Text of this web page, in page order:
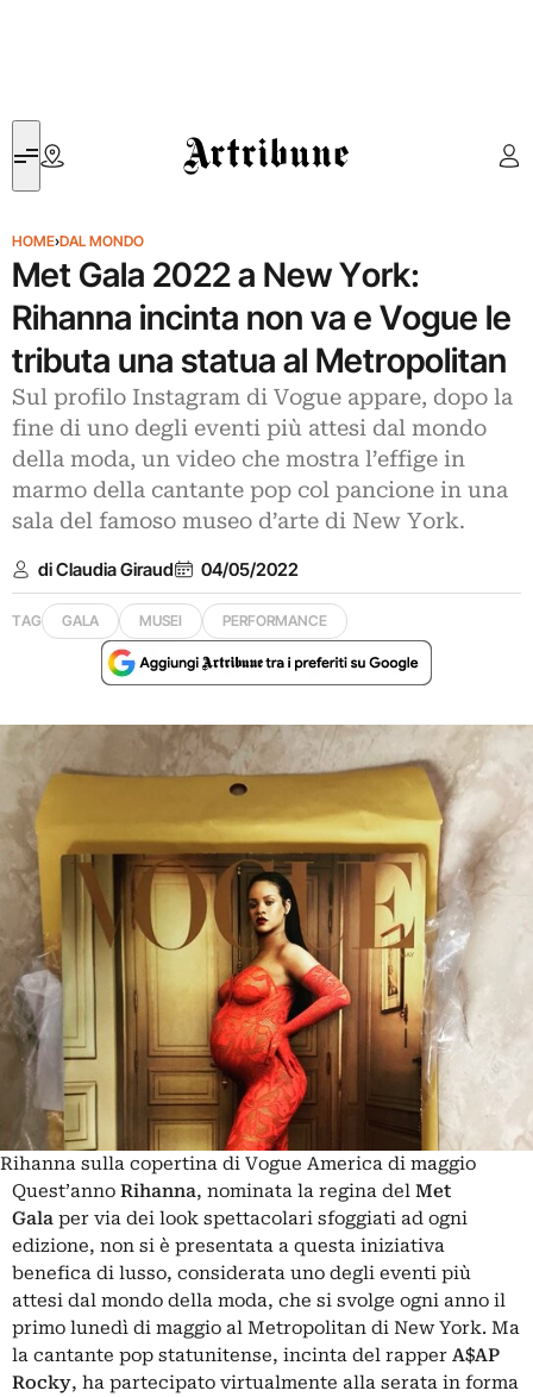
Artribune
HOME›DAL MONDO
Met Gala 2022 a New York:
Rihanna incinta non va e Vogue le
tributa una statua al Metropolitan
Sul profilo Instagram di Vogue appare, dopo la
fine di uno degli eventi più attesi dal mondo
della moda, un video che mostra l’effige in
marmo della cantante pop col pancione in una
sala del famoso museo d’arte di New York.
di Claudia Giraud 04/05/2022
TAG GALA MUSEI PERFORMANCE
Rihanna sulla copertina di Vogue America di maggio
Quest’anno Rihanna, nominata la regina del Met
Gala per via dei look spettacolari sfoggiati ad ogni
edizione, non si è presentata a questa iniziativa
benefica di lusso, considerata uno degli eventi più
attesi dal mondo della moda, che si svolge ogni anno il
primo lunedì di maggio al Metropolitan di New York. Ma
la cantante pop statunitense, incinta del rapper A$AP
Rocky, ha partecipato virtualmente alla serata in forma